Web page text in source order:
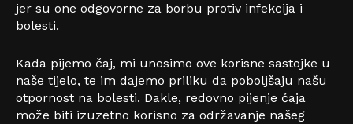
jer su one odgovorne za borbu protiv infekcija i
bolesti.
Kada pijemo čaj, mi unosimo ove korisne sastojke u
naše tijelo, te im dajemo priliku da poboljšaju našu
otpornost na bolesti. Dakle, redovno pijenje čaja
može biti izuzetno korisno za održavanje našeg